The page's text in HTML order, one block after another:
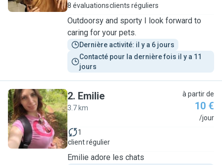
8 évaluationsclients réguliers
Outdoorsy and sporty I look forward to
caring for your pets.
Dernière activité: il y a 6 jours
Contacté pour la dernière fois il y a 11
jours
E
2. Emilie
3.7 km
à partir de
10 €
/jour
1
client régulier
Emilie adore les chats